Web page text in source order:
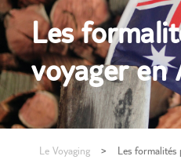
Les
voyager en
Le Voyaging > Les formalités